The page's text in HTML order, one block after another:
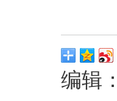
编辑